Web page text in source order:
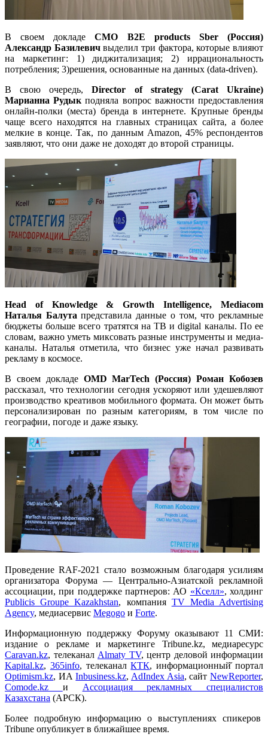
В своем докладеCMO B2E products Sber (Россия)
Александр Базилевичвыделил три фактора, которые влияют
на маркетинг: 1) диджитализация; 2) иррациональность
потребления; 3)решения, основанные на данных (data-driven).
В свою очередь,Director of strategy (Carat Ukraine)
Марианна Рудык подняла вопрос важности предоставления
онлайн-полки (места) бренда в интернете. Крупные бренды
чаще всего находятся на главных страницах сайта, а более
мелкие в конце. Так, по данным Amazon, 45% респондентов
заявляют, что они даже не доходят до второй страницы.
Head of Knowledge & Growth Intelligence, Mediacom
Наталья Балута представила данные о том, что рекламные
бюджеты больше всего тратятся на ТВ и digital каналы. По ее
словам, важно уметь миксовать разные инструменты и медиа-
каналы. Наталья отметила, что бизнес уже начал развивать
рекламу в космосе.
В своем докладе OMD MarTech (Россия) Роман Кобозев
рассказал, что технологии сегодня ускоряют или удешевляют
производство креативов мобильного формата. Он может быть
персонализирован по разным категориям, в том числе по
географии, погоде и даже языку.
Проведение RAF-2021 стало возможным благодаря усилиям
организатора Форума — Центрально-Азиатской рекламной
ассоциации, при поддержке партнеров: АО «Кселл», холдинг
Publicis Groupe Kazakhstan, компания TV Media Advertising
Agency, медиасервис Megogo и Fortе.
Информационную поддержку Форуму оказывают 11 СМИ:
издание о рекламе и маркетинге Tribune.kz, медиаресурс
Caravan.kz, телеканал Almaty TV, центр деловой информации
Kapital.kz, 365info, телеканалКТК, информационный̆ портал
Optimism.kz, ИАInbusiness.kz, AdIndex Asia, сайтNewReporter,
Comode.kz и Ассоциация рекламных специалистов
Казахстана (АРСК).
Более подробную информацию о выступлениях спикеров
Tribune опубликует в ближайшее время.